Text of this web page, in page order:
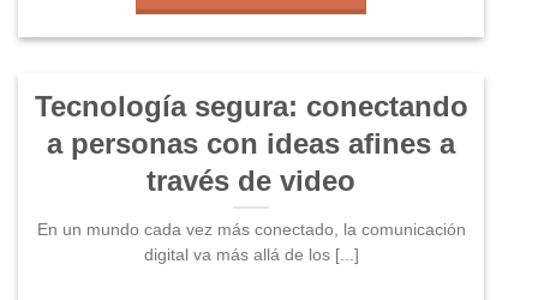
Tecnología segura: conectando
a personas con ideas afines a
través de video
En un mundo cada vez más conectado, la comunicación
digital va más allá de los [...]